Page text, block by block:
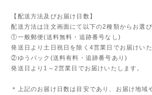
【配送方法及びお届け日数】
配送方法は注文画面にて以下の2種類からお選び
①一般郵便(送料無料・追跡番号なし)
発送日より土日祝日を除く4営業日でお届けいた
②ゆうパック(送料有料・追跡番号あり)
発送日より1～2営業日でお届けいたします。
＊上記のお届け日数は目安であり、お届け地域